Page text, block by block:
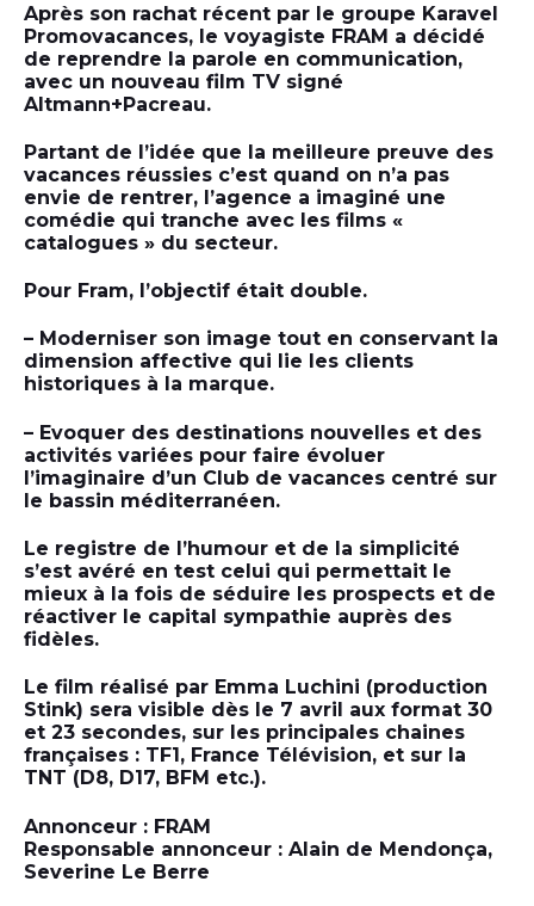
Après son rachat récent par le groupe Karavel
Promovacances, le voyagiste FRAM a décidé
de reprendre la parole en communication,
avec un nouveau film TV signé
Altmann+Pacreau.
Partant de l’idée que la meilleure preuve des
vacances réussies c’est quand on n’a pas
envie de rentrer, l’agence a imaginé une
comédie qui tranche avec les films «
catalogues » du secteur.
Pour Fram, l’objectif était double.
– Moderniser son image tout en conservant la
dimension affective qui lie les clients
historiques à la marque.
– Evoquer des destinations nouvelles et des
activités variées pour faire évoluer
l’imaginaire d’un Club de vacances centré sur
le bassin méditerranéen.
Le registre de l’humour et de la simplicité
s’est avéré en test celui qui permettait le
mieux à la fois de séduire les prospects et de
réactiver le capital sympathie auprès des
fidèles.
Le film réalisé par Emma Luchini (production
Stink) sera visible dès le 7 avril aux format 30
et 23 secondes, sur les principales chaines
françaises : TF1, France Télévision, et sur la
TNT (D8, D17, BFM etc.).
Annonceur : FRAM
Responsable annonceur : Alain de Mendonça,
Severine Le Berre